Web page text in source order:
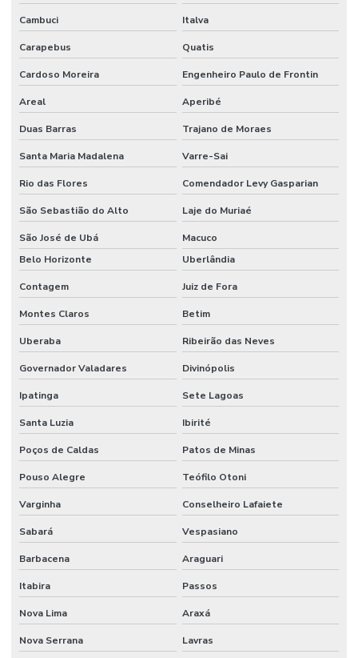
Sistema de alarme de incêndio endereçável
Sistema de alarme de incêndio wifi
Sistema de alarme de incêndio wireless
Sistema anti incêndio
Sistema automático de detecção e supressão de incêndio
Sistema de chuveiros automáticos sprinklers
Sistema de combate à incêndio
Sistema de combate a incêndio por agentes gasosos
Sistema de combate a incêndio em cozinha industrial
Sistema de combate a incêndio por espuma
Sistema de combate a incêndio hidrantes
Sistema de combate a incêndio industrial
Sistema de combate a incêndio sprinkler
Sistema de detecção e alarme
Sistema de detecção e alarme de incêndio sem fio
Sistema de detecção e alarme de incêndio wireless
Sistema detecção de incêndio
Cambuci Italva
Carapebus Quatis
Cardoso Moreira Engenheiro Paulo de Frontin
Areal Aperibé
Duas Barras Trajano de Moraes
Santa Maria Madalena Varre-Sai
Rio das Flores Comendador Levy Gasparian
São Sebastião do Alto Laje do Muriaé
São José de Ubá
Macuco
Belo Horizonte
Uberlândia
Contagem Juiz de Fora
Montes Claros Betim
Uberaba Ribeirão das Neves
Governador Valadares Divinópolis
Ipatinga Sete Lagoas
Santa Luzia Ibirité
Poços de Caldas Patos de Minas
Pouso Alegre Teófilo Otoni
Varginha Conselheiro Lafaiete
Sabará Vespasiano
Barbacena Araguari
Itabira Passos
Nova Lima Araxá
Nova Serrana Lavras